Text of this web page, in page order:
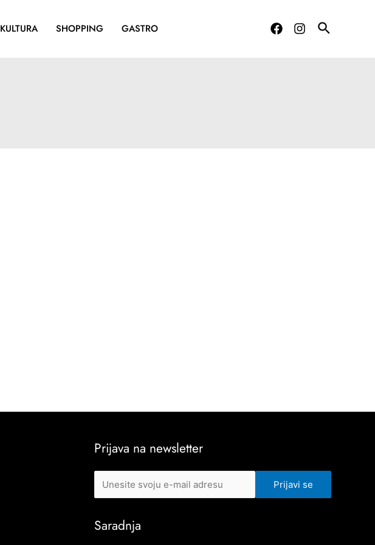
KULTURA SHOPPING GASTRO
Prijava na newsletter
Saradnja